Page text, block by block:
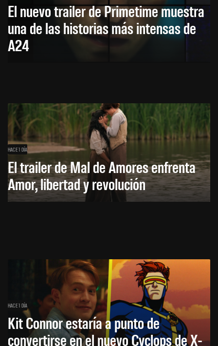
El nuevo trailer de Primetime muestra
una de las historias más intensas de
A24
HACE 1 DÍA
El trailer de Mal de Amores enfrenta
Amor, libertad y revolución
HACE 1 DÍA
Kit Connor estaría a punto de
convertirse en el nuevo Cyclops de X-